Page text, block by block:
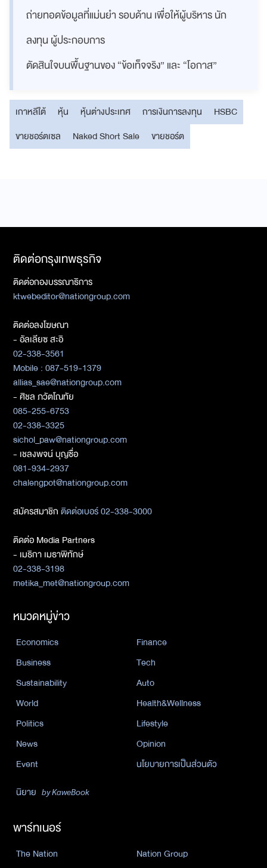
ถ่ายทอดข้อมูลที่แม่นยำ รอบด้าน เพื่อให้ผู้บริหาร นัก
ลงทุน ผู้ประกอบการ
ตัดสินใจบนพื้นฐานของ “ข้อเท็จจริง” และ “โอกาส”
เกาหลีใต้ หุ้น หุ้นต่างประเทศ การเงินการลงทุน
HSBC
ขายชอร์ตเซล
Naked Short Sale ขายชอร์ต
ติดต่อกรุงเทพธุรกิจ
ติดต่อกองบรรณาธิการ
ktwebeditor@nationgroup.com
ติดต่อลงโฆษณา
- อัลเลียซ สะอิ
02-338-3561
Mobile : 087-519-1379
allias_sae@nationgroup.com
- ศิชล ภวัตโณทัย
085-255-6753
02-338-3325
sichol_paw@nationgroup.com
- เชลงพจน์ บุญซื่อ
081-934-2937
chalengpot@nationgroup.com
สมัครสมาชิกติดต่อเบอร์ 02-338-3000
ติดต่อ Media Partners
- เมธิกา เมธาพิทักษ์
02-338-3198
metika_met@nationgroup.com
หมวดหมู่ข่าว
Economics
Finance
Business
Tech
Sustainability
Auto
World
Health&Wellness
Politics
Lifestyle
News
Opinion
Event
นโยบายการเป็นส่วนตัว
นิยาย by KaweBook
พาร์ทเนอร์
The Nation
Nation Group